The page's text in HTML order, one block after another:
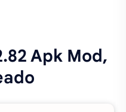
Apk Mod,